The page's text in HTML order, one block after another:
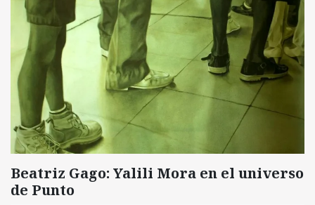
Beatriz Gago: Yalili Mora en el universo
de Punto